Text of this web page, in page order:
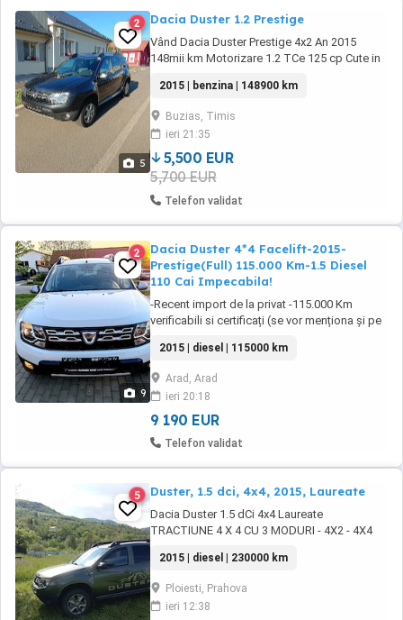
5
2 Dacia Duster 1.2 Prestige
Vând Dacia Duster Prestige 4x2 An 2015
148mii km Motorizare 1.2 TCe 125 cp Cute in
Jante aliaj R16 echipate cu cauciucuri
allseason aproape noi Proiectoare ceață Bare
longitudinale Baterie nouă Interior din piele
Încălzire în scaune Volan piele Comenzi ...
2015 | benzina | 148900 km
Buzias, Timis
ieri 21:35
5,500 EUR
5,700 EUR
Telefon validat
9
2
Dacia Duster 4*4 Facelift-2015-
Prestige(Full) 115.000 Km-1.5 Diesel
110 Cai Impecabila!
-Recent import de la privat -115.000 Km
verificabili si certificați (se vor menționa și pe
cerere -Nivel echipare Prestige(toate optiune
posibile la clasa ei) -Impecabilă tehnc optic la
anii ei -Interior piele integral(ca nouă) -
Incălzire scaune -Sistem ...
2015 | diesel | 115000 km
Arad, Arad
ieri 20:18
9 190 EUR
Telefon validat
5 Duster, 1.5 dci, 4x4, 2015, Laureate
Dacia Duster 1.5 dCi 4x4 Laureate
TRACTIUNE 4 X 4 CU 3 MODURI - 4X2 - 4X4
sa tina cu casa? Acesta este modelul ITP
valabil 06.2028 Asigurare valabila 2027
Rovinieta valabila 2027 Motor 1.5 dci CEL MAI
FIABIL MOTOR cu care poti face 1 000 000 km
2015 | diesel | 230000 km
Ploiesti, Prahova
ieri 12:38